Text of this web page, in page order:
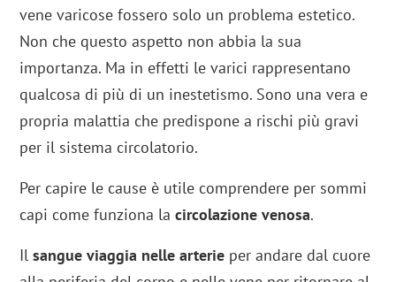
vene varicose fossero solo un problema estetico.
Non che questo aspetto non abbia la sua
importanza. Ma in effetti le varici rappresentano
qualcosa di più di un inestetismo. Sono una vera e
propria malattia che predispone a rischi più gravi
per il sistema circolatorio.
Per capire le cause è utile comprendere per sommi
capi come funziona lacircolazione venosa.
Ilsangue viaggia nelle arterie per andare dal cuore